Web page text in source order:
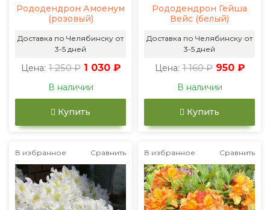
Рододендрон Амоенум
(розовый)
Доставка по Челябинску от
3-5 дней
Цена: 1 250 ₽ 1 030 ₽
В наличии
Купить
Рододендрон Гейша
Вейс (белый)
Доставка по Челябинску от
3-5 дней
Цена: 1 160 ₽ 950 ₽
В наличии
Купить
В избранное Сравнить В избранное Сравнить